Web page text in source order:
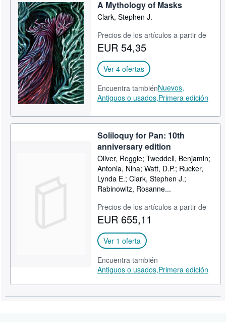
A Mythology of Masks
Clark, Stephen J.
Precios de los artículos a partir de
EUR 54,35
Ver 4 ofertas
Encuentra tambiénNuevos,
Antiguos o usados,Primera edición
Soliloquy for Pan: 10th
anniversary edition
Oliver, Reggie; Tweddell, Benjamin;
Antonia, Nina; Watt, D.P.; Rucker,
Lynda E.; Clark, Stephen J.;
Rabinowitz, Rosanne...
Precios de los artículos a partir de
EUR 655,11
Ver 1 oferta
Encuentra también
Antiguos o usados,Primera edición